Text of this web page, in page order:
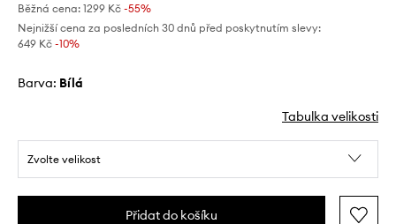
Běžná cena: 1299 Kč -55%
Nejnižší cena za posledních 30 dnů před poskytnutím slevy:
649 Kč -10%
Barva: bílá
Tabulka velikosti
Zvolte velikost
Přidat do košíku